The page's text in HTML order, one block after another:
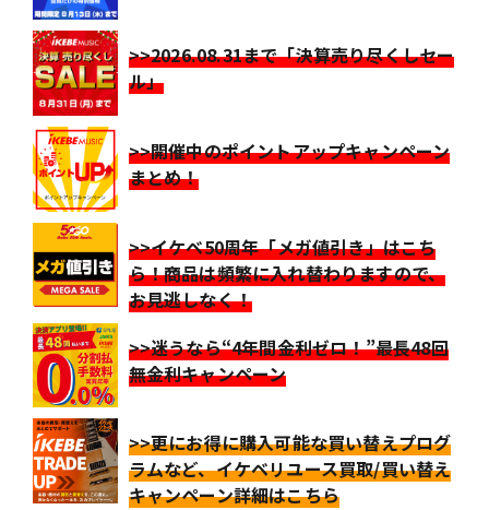
>>2026.08.31まで「決算売り尽くしセー
ル」
>>開催中のポイントアップキャンペーン
まとめ！
>>イケベ50周年「メガ値引き」はこち
ら！商品は頻繁に入れ替わりますので、
お見逃しなく！
>>迷うなら“4年間金利ゼロ！”最長48回
無金利キャンペーン
>>更にお得に購入可能な買い替えプログ
ラムなど、イケベリユース買取/買い替え
キャンペーン詳細はこちら